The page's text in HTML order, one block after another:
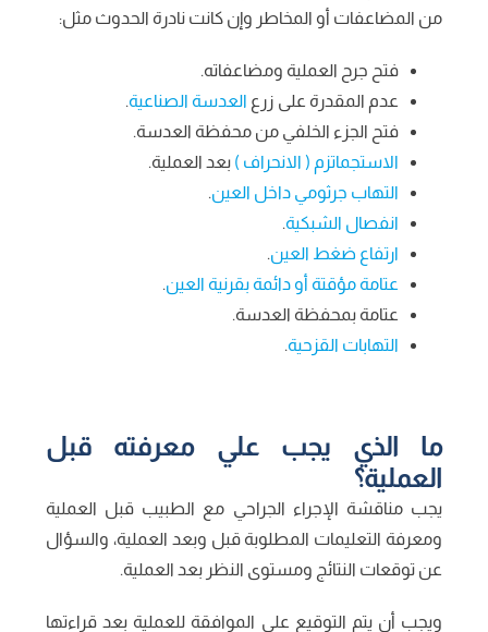
من المضاعفات أو المخاطر وإن كانت نادرة الحدوث مثل:
فتح جرح العملية ومضاعفاته.
عدم المقدرة على زرع العدسة الصناعية.
فتح الجزء الخلفي من محفظة العدسة.
الاستجماتزم ( الانحراف ) بعد العملية.
التهاب جرثومي داخل العين.
انفصال الشبكية.
ارتفاع ضغط العين.
عتامة مؤقتة أو دائمة بقرنية العين.
عتامة بمحفظة العدسة.
التهابات القزحية.
ما الذي يجب علي معرفته قبل
العملية؟
يجب مناقشة الإجراء الجراحي مع الطبيب قبل العملية
ومعرفة التعليمات المطلوبة قبل وبعد العملية، والسؤال
عن توقعات النتائج ومستوى النظر بعد العملية.
ويجب أن يتم التوقيع على الموافقة للعملية بعد قراءتها